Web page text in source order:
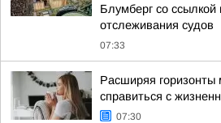
Блумберг со
отслеживания судов
07:33
Расширяя горизонты
справиться с
07:30